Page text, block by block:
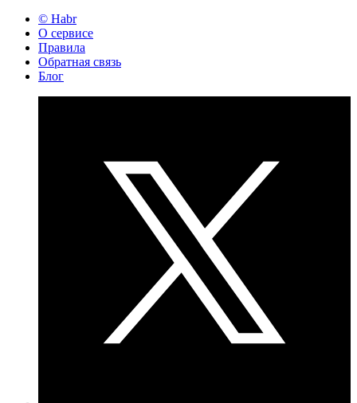
© Habr
О сервисе
Правила
Обратная связь
Блог